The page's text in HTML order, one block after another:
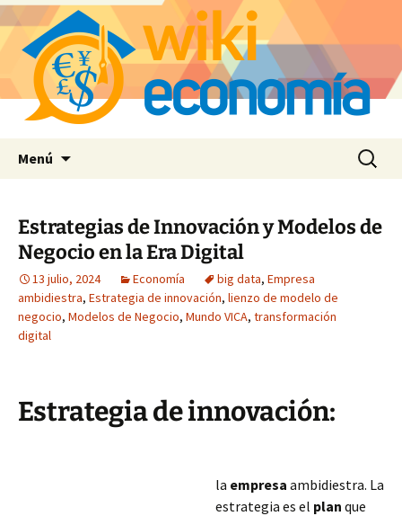
Menú Buscar:
Estrategias de Innovación y Modelos de
Negocio en la Era Digital
13 julio, 2024 Economía big data, Empresa
ambidiestra, Estrategia de innovación, lienzo de modelo de
negocio, Modelos de Negocio, Mundo VICA, transformación
digital
Estrategia de innovación:
la empresa ambidiestra. La
estrategia es el plan que